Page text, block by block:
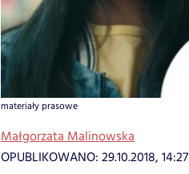
materiały prasowe
Małgorzata Malinowska
OPUBLIKOWANO: 29.10.2018, 14:27